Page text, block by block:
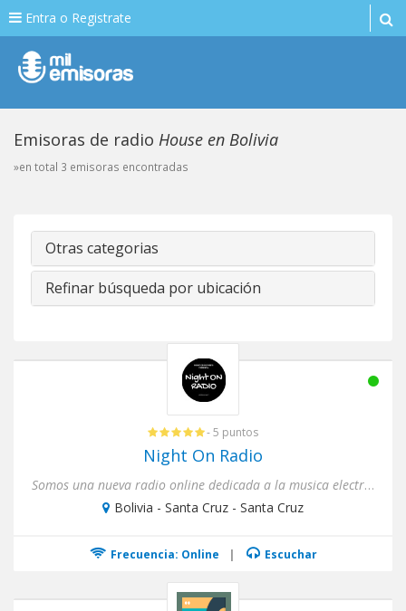
Entra o Registrate
Emisoras de radio House en Bolivia
»en total 3 emisoras encontradas
Otras categorias
Refinar búsqueda por ubicación
- 5 puntos
Night On Radio
Somos una nueva radio online dedicada a la musica electronica y todos sus generos: House, Tech House. Deep House, ...
Bolivia - Santa Cruz - Santa Cruz
Frecuencia: Online | Escuchar